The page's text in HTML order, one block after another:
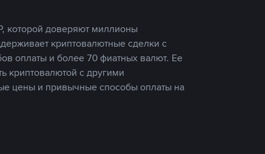
которой доверяют миллионы
криптовалютные сделки с
оплаты и более 70 фиатных валют. Ее
криптовалютой с другими
цены и привычные способы оплаты на